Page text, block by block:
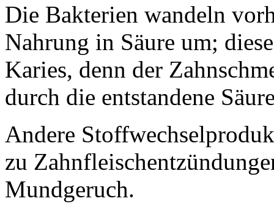
Die Bakterien wandeln
Nahrung in Säure um;
Karies, denn der
durch die entstandene
Andere
zu
Mundgeruch.